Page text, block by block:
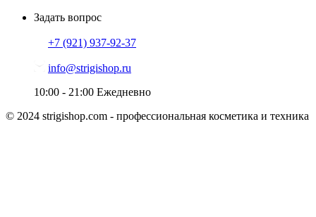
Задать вопрос
+7 (921) 937-92-37
info@strigishop.ru
10:00 - 21:00 Ежедневно
© 2024 strigishop.com - профессиональная косметика и техника